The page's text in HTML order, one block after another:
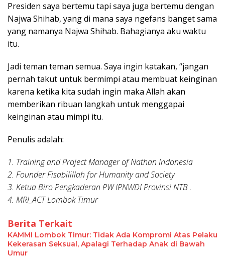
Presiden saya bertemu tapi saya juga bertemu dengan
Najwa Shihab, yang di mana saya ngefans banget sama
yang namanya Najwa Shihab. Bahagianya aku waktu
itu.
Jadi teman teman semua. Saya ingin katakan, “jangan
pernah takut untuk bermimpi atau membuat keinginan
karena ketika kita sudah ingin maka Allah akan
memberikan ribuan langkah untuk menggapai
keinginan atau mimpi itu.
Penulis adalah:
1. Training and Project Manager of Nathan Indonesia
2. Founder Fisabilillah for Humanity and Society
3. Ketua Biro Pengkaderan PW IPNWDI Provinsi NTB .
4. MRI_ACT Lombok Timur
Berita Terkait
KAMMI Lombok Timur: Tidak Ada Kompromi Atas Pelaku
Kekerasan Seksual, Apalagi Terhadap Anak di Bawah
Umur